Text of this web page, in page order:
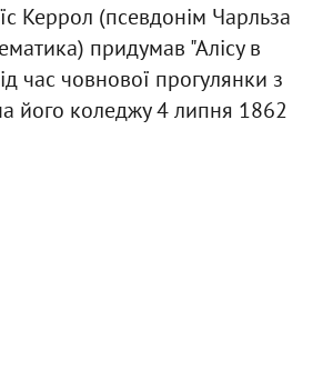
Керрол (псевдонім Чарльза
придумав "Алісу в
час човнової прогулянки з
його коледжу 4 липня 1862